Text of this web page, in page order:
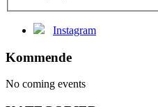
Instagram
Kommende
No coming events